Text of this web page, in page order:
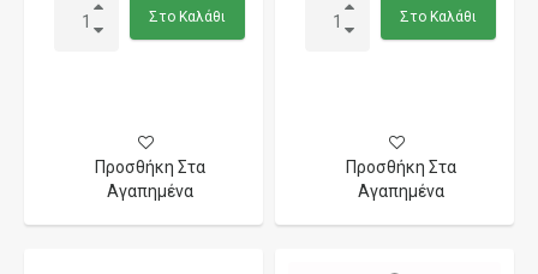
Στο Καλάθι
Προσθήκη Στα
Αγαπημένα
Στο Καλάθι
Προσθήκη Στα
Αγαπημένα